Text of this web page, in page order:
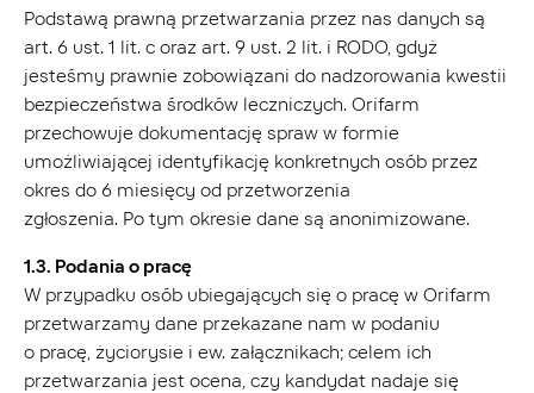
Podstawą prawną przetwarzania przez nas danych są
art. 6 ust. 1 lit. c oraz art. 9 ust. 2 lit. i RODO, gdyż
jesteśmy prawnie zobowiązani do nadzorowania kwestii
bezpieczeństwa środków leczniczych. Orifarm
przechowuje dokumentację spraw w formie
umożliwiającej identyfikację konkretnych osób przez
okres do 6 miesięcy od przetworzenia
zgłoszenia. Po tym okresie dane są anonimizowane.
1.3. Podania o pracę
W przypadku osób ubiegających się o pracę w Orifarm
przetwarzamy dane przekazane nam w podaniu
o pracę, życiorysie i ew. załącznikach; celem ich
przetwarzania jest ocena, czy kandydat nadaje się